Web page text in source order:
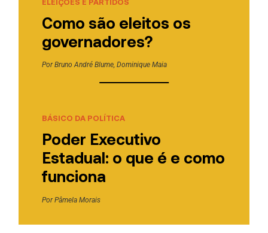
Como são eleitos os
governadores?
PorBruno André Blume, Dominique Maia
BÁSICO DA POLÍTICA
Poder Executivo
Estadual: o que é e como
funciona
PorPâmela Morais